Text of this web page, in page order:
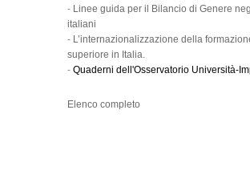
- Linee guida per il Bilancio di Genere
italiani
- L’internazionalizzazione della
superiore in Italia.
- Quaderni dell'Osservatorio Università-
Elenco completo